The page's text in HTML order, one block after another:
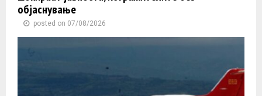
објаснување
posted on 07/08/2026